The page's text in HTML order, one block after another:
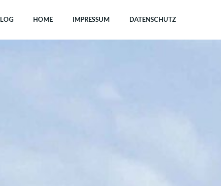
HOME IMPRESSUM DATENSCHUTZ